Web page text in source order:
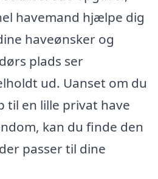
havemand hjælpe dig
haveønsker og
plads ser
ud. Uanset om du
en lille privat have
kan du finde den
passer til dine